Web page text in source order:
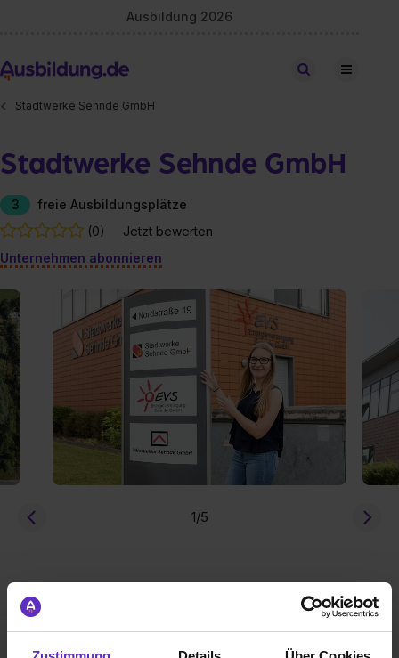
Ausbildung 2026
Stellen finden
Stadtwerke Sehnde GmbH
Stadtwerke Sehnde GmbH
3
freie Ausbildungsplätze
(0)
Jetzt bewerten
Unternehmen abonnieren
1/5
3 Firmen-